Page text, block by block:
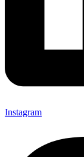
Instagram